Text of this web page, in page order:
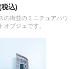
込)
の街並のミニチュアハウ
オブジェです。